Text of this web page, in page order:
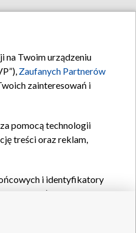
na Twoim urządzeniu
Zaufanych Partnerów
zainteresowań i
pomocą technologii
treści oraz reklam,
i identyfikatory
pozostałych
spersonalizowanych
pomiaru wydajności